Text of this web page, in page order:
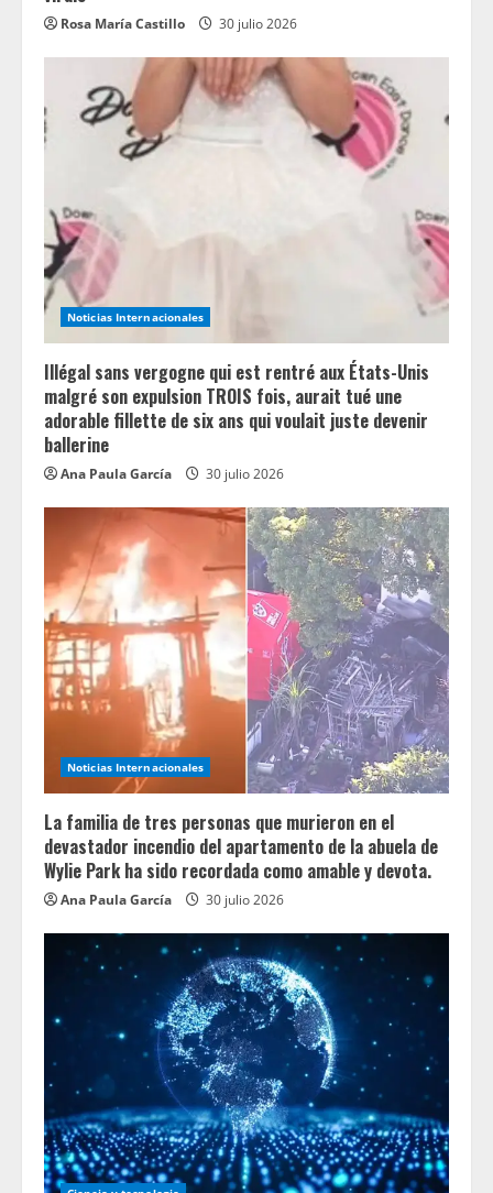
Rosa María Castillo 30 julio 2026
Noticias Internacionales
Illégal sans vergogne qui est rentré aux États-Unis
malgré son expulsion TROIS fois, aurait tué une
adorable fillette de six ans qui voulait juste devenir
ballerine
Ana Paula García 30 julio 2026
Noticias Internacionales
La familia de tres personas que murieron en el
devastador incendio del apartamento de la abuela de
Wylie Park ha sido recordada como amable y devota.
Ana Paula García 30 julio 2026